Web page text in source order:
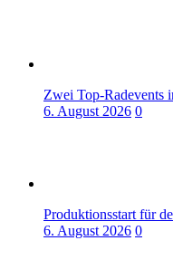
Zwei Top-Radevents
6. August 2026 0
Produktionsstart für
6. August 2026 0